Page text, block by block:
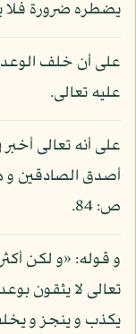
يضطره ضرورة
على أن خلف
عليه تعالى.
على أنه تعالى
أصدق الصادقين و
ص: 84.
و قوله: «و لكن
تعالى لا يثقون
يكذب و ينجز و